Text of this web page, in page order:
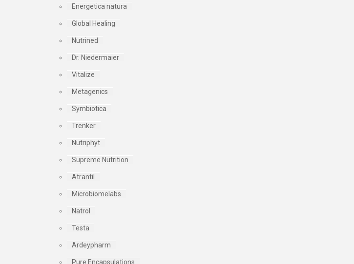
Energetica natura
Global Healing
Nutrined
Dr. Niedermaier
Vitalize
Metagenics
Symbiotica
Trenker
Nutriphyt
Supreme Nutrition
Atrantil
Microbiomelabs
Natrol
Testa
Ardeypharm
Pure Encapsulations